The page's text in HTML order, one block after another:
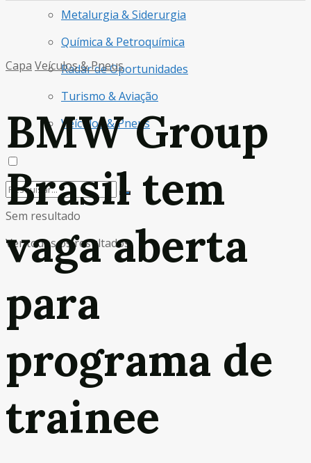
Metalurgia & Siderurgia
Química & Petroquímica
Radar de Oportunidades
Turismo & Aviação
Veículos & Pneus
Sem resultado
Ver todos os resultados
Capa Veículos & Pneus
BMW Group
Brasil tem
vaga aberta
para
programa de
trainee